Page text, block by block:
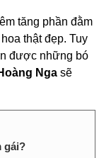
tăng phần đằm
thật đẹp. Tuy
được những bó
Nga sẽ
gái?